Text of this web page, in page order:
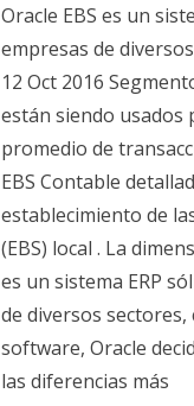
Oracle EBS es un
empresas de
12 Oct 2016
están siendo usados
promedio de
EBS Contable
establecimiento de
(EBS) local . La
es un sistema ERP
de diversos sectores,
software, Oracle
las diferencias más